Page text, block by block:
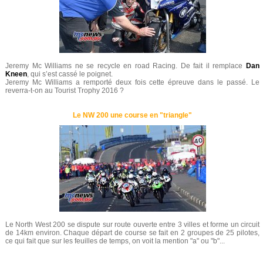
Jeremy Mc Williams ne se recycle en road Racing. De fait il remplace
Dan
Kneen, qui s’est cassé le poignet.
Jeremy Mc Williams a remporté deux fois cette épreuve dans le passé. Le
reverra-t-on au Tourist Trophy 2016 ?
Le NW 200 une course en "triangle"
Le North West 200 se dispute sur route ouverte entre 3 villes et forme un circuit
de 14km environ. Chaque départ de course se fait en 2 groupes de 25 pilotes,
ce qui fait que sur les feuilles de temps, on voit la mention "a" ou "b"...